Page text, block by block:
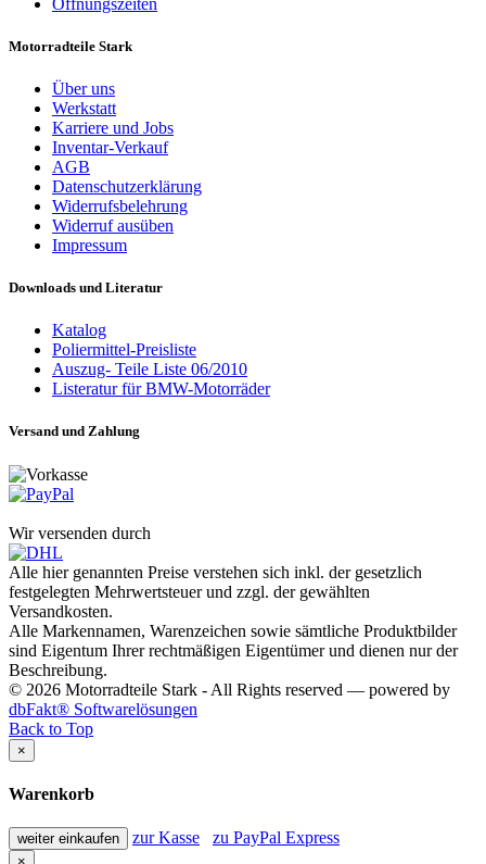
Motorradteile Stark
Über uns
Werkstatt
Karriere und Jobs
Inventar-Verkauf
AGB
Datenschutzerklärung
Widerrufsbelehrung
Widerruf ausüben
Impressum
Downloads und Literatur
Katalog
Poliermittel-Preisliste
Auszug- Teile Liste 06/2010
Listeratur für BMW-Motorräder
Versand und Zahlung
Wir versenden durch
Alle hier genannten Preise verstehen sich inkl. der gesetzlich
festgelegten Mehrwertsteuer und zzgl. der gewählten
Versandkosten.
Alle Markennamen, Warenzeichen sowie sämtliche Produktbilder
sind Eigentum Ihrer rechtmäßigen Eigentümer und dienen nur der
Beschreibung.
© 2026 Motorradteile Stark - All Rights reserved — powered by
dbFakt® Softwarelösungen
Back to Top
×
Warenkorb
weiter einkaufen zur Kasse zu PayPal Express